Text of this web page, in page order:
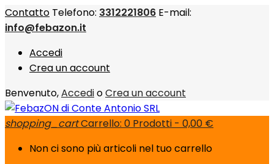
Contatto Telefono: 3312221806 E-mail:
info@febazon.it
Accedi
Crea un account
Benvenuto,AccedioCrea un account
shopping_cartCarrello: 0 Prodotti - 0,00 €
Non ci sono più articoli nel tuo carrello